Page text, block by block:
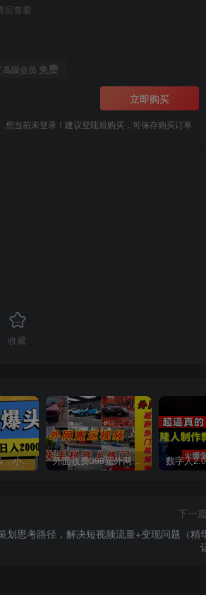
后查看
高级会员 免费
立即购买
您当前未登录！建议登陆后购买，可保存购买订单
收藏
AI起号撸爆头条，小白也能操作，日入2000+ 外面收费398元外网超跑豪车汽车视频搬运至快手抖音上热门项目
下一
划思考路径，解决短视频流量+变现问题（精